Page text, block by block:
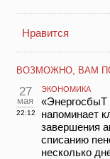
Нравится
ВОЗМОЖНО, ВАМ
27
мая
22:12
ЭКОНОМИКА
напоминает
завершения
списанию
несколько